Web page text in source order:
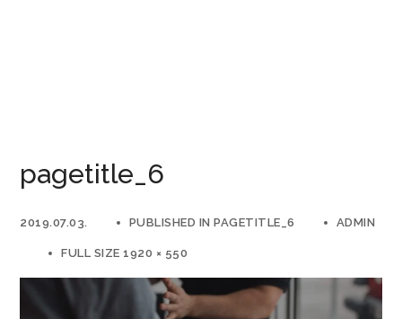
pagetitle_6
2019.07.03. PUBLISHED INPAGETITLE_6 ADMIN
FULL SIZE 1920 × 550